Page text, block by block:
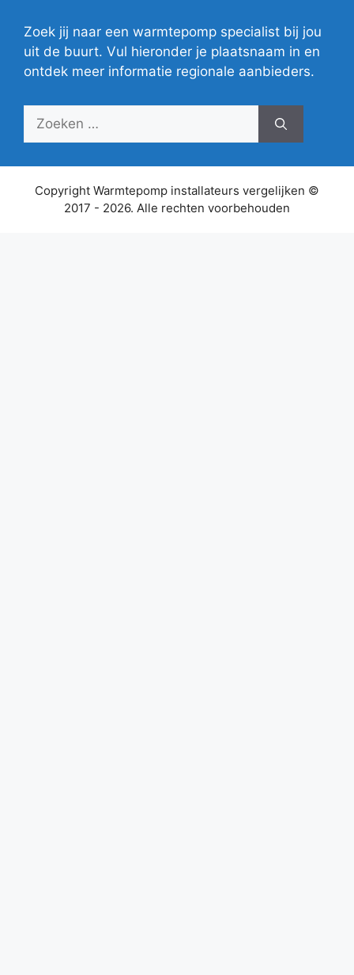
Zoek jij naar een warmtepomp specialist bij jou
uit de buurt. Vul hieronder je plaatsnaam in en
ontdek meer informatie regionale aanbieders.
Zoek
Copyright Warmtepomp installateurs vergelijken ©
2017 - 2026. Alle rechten voorbehouden